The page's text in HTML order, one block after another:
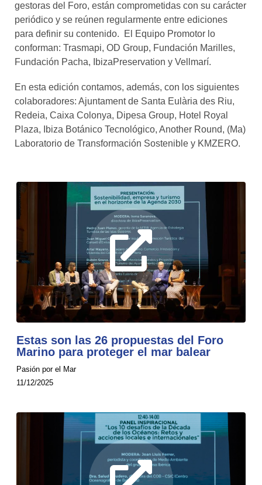
gestoras del Foro, están comprometidas con su carácter
periódico y se reúnen regularmente entre ediciones
para definir su contenido. El Equipo Promotor lo
conforman: Trasmapi, OD Group, Fundación Marilles,
Fundación Pacha, IbizaPreservation y Vellmarí.
En esta edición contamos, además, con los siguientes
colaboradores: Ajuntament de Santa Eulària des Riu,
Redeia, Caixa Colonya, Dipesa Group, Hotel Royal
Plaza, Ibiza Botánico Tecnológico, Another Round, (Ma)
Laboratorio de Transformación Sostenible y KMZERO.
Estas son las 26 propuestas del Foro
Marino para proteger el mar balear
Pasión por el Mar
11/12/2025